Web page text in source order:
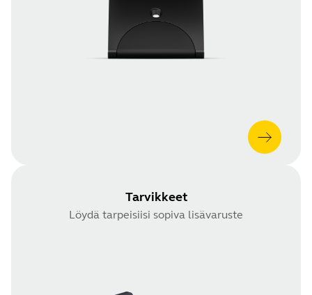
Tarvikkeet
Löydä tarpeisiisi sopiva lisävaruste